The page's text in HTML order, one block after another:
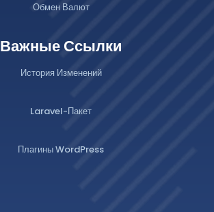
Обмен Валют
Важные Ссылки
История Изменений
Laravel-Пакет
Плагины WordPress